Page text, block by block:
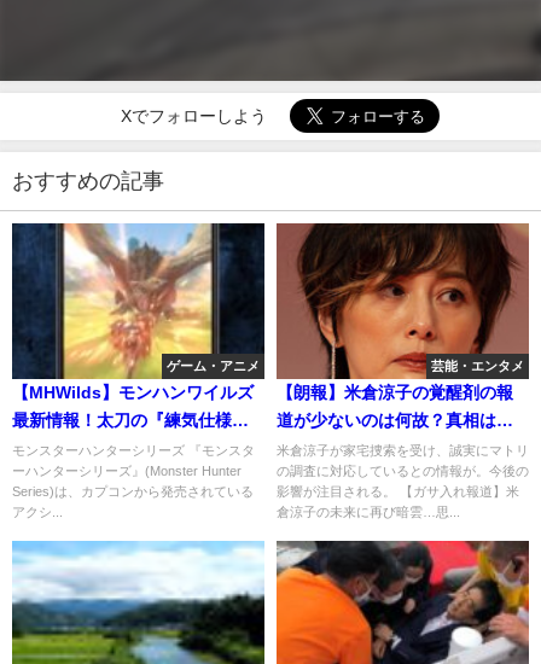
Xでフォローしよう
おすすめの記事
ゲーム・アニメ
【MHWilds】モンハンワイルズ
最新情報！太刀の『練気仕様変
更』『気刃斬り2ハイパーアーマ
ー』
モンスターハンターシリーズ 『モンスタ
ーハンターシリーズ』(Monster Hunter
Series)は、カプコンから発売されている
アクシ...
芸能・エンタメ
【朗報】米倉涼子の覚醒剤の報
道が少ないのは何故？真相はど
うなんや！？
米倉涼子が家宅捜索を受け、誠実にマトリ
の調査に対応しているとの情報が。今後の
影響が注目される。 【ガサ入れ報道】米
倉涼子の未来に再び暗雲…思...